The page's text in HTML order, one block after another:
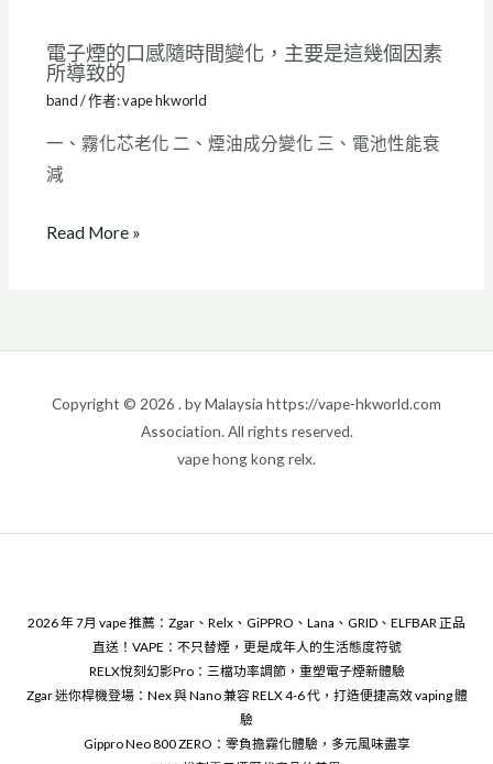
電子煙的口感隨時間變化，主要是這幾個因素
所導致的
band/ 作者:vape hkworld
一、霧化芯老化 二、煙油成分變化 三、電池性能衰
減
Read More »
Copyright © 2026 . by Malaysia https://vape-hkworld.com
Association. All rights reserved.
vape hong kong relx.
2026 年 7月 vape 推薦：Zgar、Relx、GiPPRO、Lana、GRID、ELFBAR 正品
直送！VAPE：不只替煙，更是成年人的生活態度符號
RELX悅刻幻影Pro：三檔功率調節，重塑電子煙新體驗
Zgar 迷你桿機登場：Nex 與 Nano 兼容 RELX 4-6 代，打造便捷高效 vaping 體
驗
Gippro Neo 800 ZERO：零負擔霧化體驗，多元風味盡享